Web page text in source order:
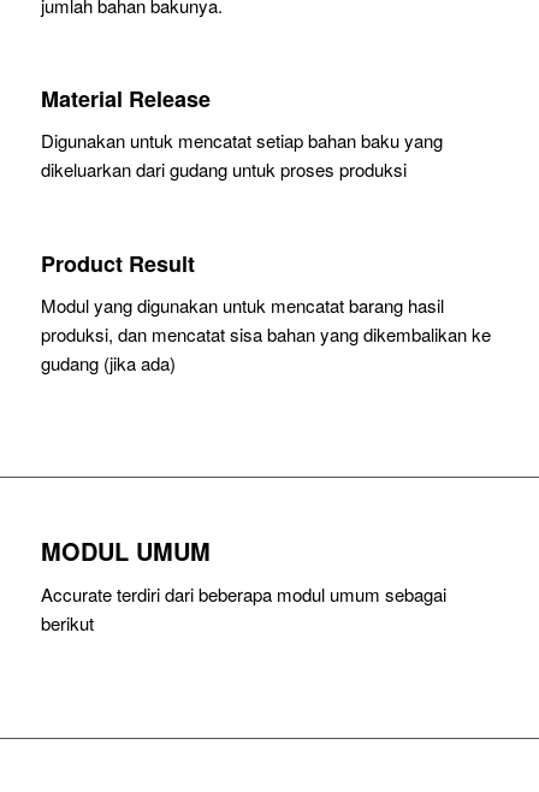
Material Release
Digunakan untuk mencatat setiap bahan baku yang
dikeluarkan dari gudang untuk proses produksi
Product Result
Modul yang digunakan untuk mencatat barang hasil
produksi, dan mencatat sisa bahan yang dikembalikan ke
gudang (jika ada)
MODUL UMUM
Accurate terdiri dari beberapa modul umum sebagai
berikut